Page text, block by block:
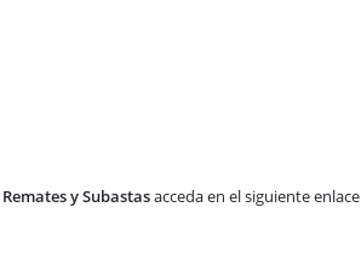
Remates y Subastasacceda en el siguiente enlace